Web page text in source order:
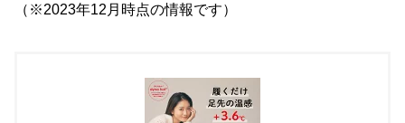
（※2023年12月時点の情報です）